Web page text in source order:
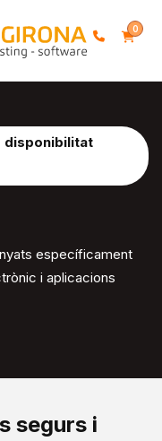
0
disponibilitat
específicament
i aplicacions
segurs i